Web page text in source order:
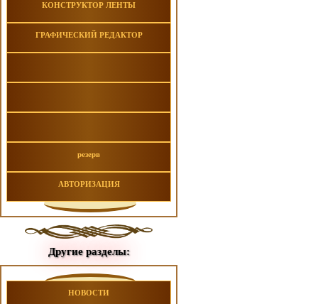
КОНСТРУКТОР ЛЕНТЫ
ГРАФИЧЕСКИЙ РЕДАКТОР
резерв
АВТОРИЗАЦИЯ
Другие разделы:
НОВОСТИ